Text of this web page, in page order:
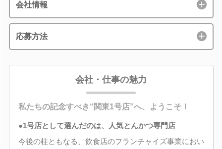
会社情報
応募方法
会社・仕事の魅力
私たちの記念すべき“関東1号店”へ、ようこそ！
●1号店として選んだのは、人気とんかつ専門店
今後の柱ともなる、飲食店のフランチャイズ事業におい